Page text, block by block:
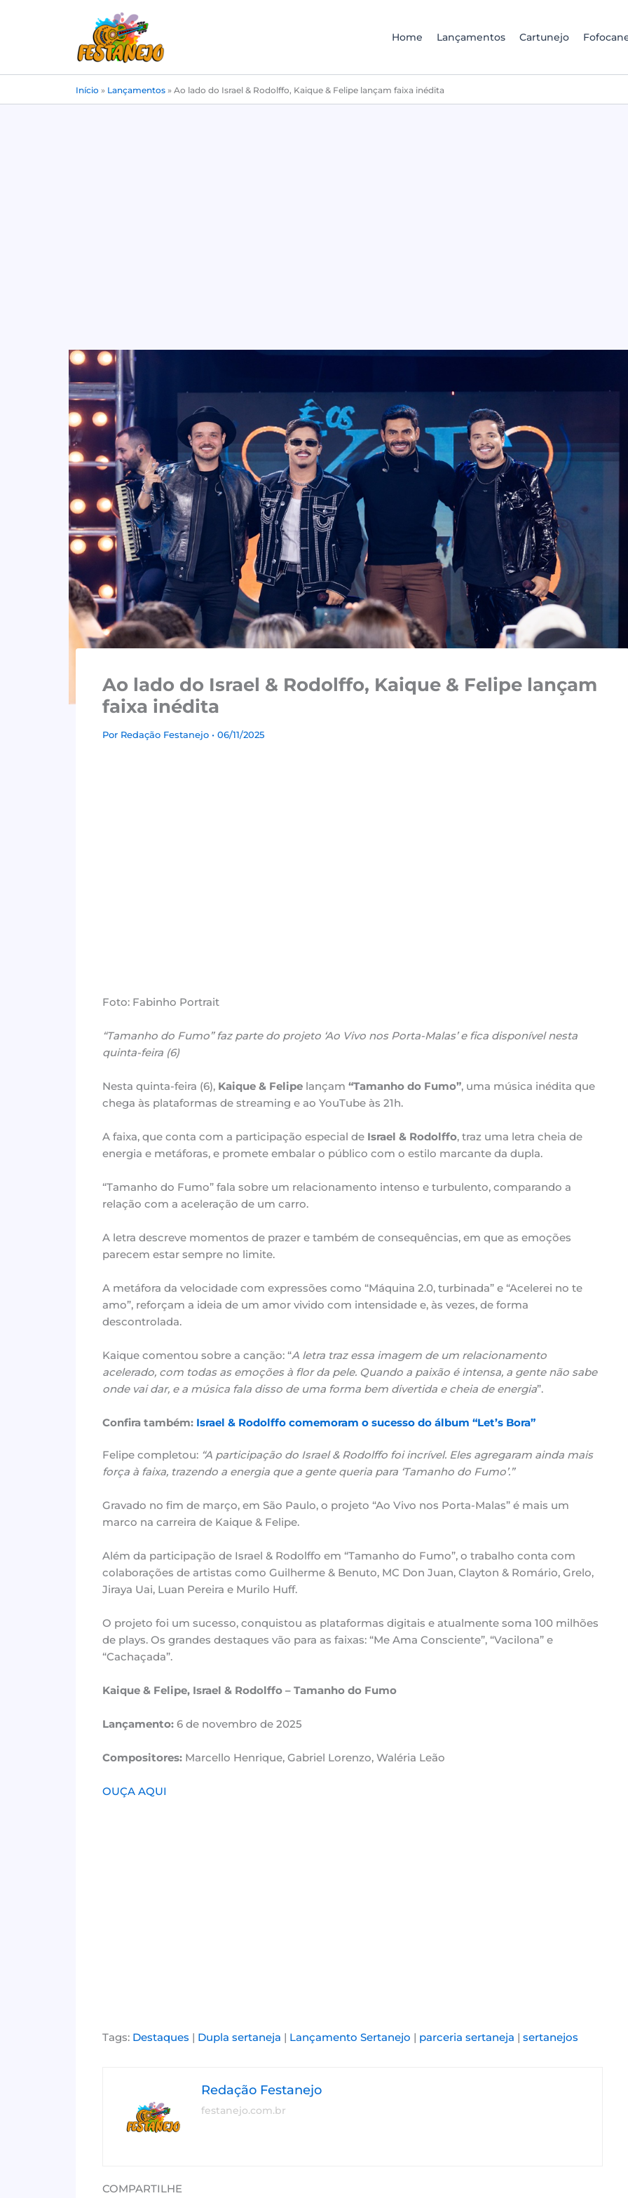
Home Lançamentos Cartunejo
Início » Lançamentos » Ao lado do Israel & Rodolffo, Kaique & Felipe lançam faixa inédita
Ao lado do Israel & Rodolffo, Kaique & Felipe lançam
faixa inédita
Por Redação Festanejo • 06/11/2025
Foto: Fabinho Portrait
“Tamanho do Fumo” faz parte do projeto ‘Ao Vivo nos Porta-Malas’ e fica disponível nesta
quinta-feira (6)
Nesta quinta-feira (6), Kaique & Felipelançam “Tamanho do Fumo”, uma música inédita que
chega às plataformas de streaming e ao YouTube às 21h.
A faixa, que conta com a participação especial de Israel & Rodolffo, traz uma letra cheia de
energia e metáforas, e promete embalar o público com o estilo marcante da dupla.
“Tamanho do Fumo” fala sobre um relacionamento intenso e turbulento, comparando a
relação com a aceleração de um carro.
A letra descreve momentos de prazer e também de consequências, em que as emoções
parecem estar sempre no limite.
A metáfora da velocidade com expressões como “Máquina 2.0, turbinada” e “Acelerei no te
amo”, reforçam a ideia de um amor vivido com intensidade e, às vezes, de forma
descontrolada.
Kaique comentou sobre a canção: “A letra traz essa imagem de um relacionamento
acelerado, com todas as emoções à flor da pele. Quando a paixão é intensa, a gente não sabe
onde vai dar, e a música fala disso de uma forma bem divertida e cheia de energia”.
Confira também: Israel & Rodolffo comemoram o sucesso do álbum “Let’s Bora”
Felipe completou: “A participação do Israel & Rodolffo foi incrível. Eles agregaram ainda mais
força à faixa, trazendo a energia que a gente queria para ‘Tamanho do Fumo’.”
Gravado no fim de março, em São Paulo, o projeto “Ao Vivo nos Porta-Malas” é mais um
marco na carreira de Kaique & Felipe.
Além da participação de Israel & Rodolffo em “Tamanho do Fumo”, o trabalho conta com
colaborações de artistas como Guilherme & Benuto, MC Don Juan, Clayton & Romário, Grelo,
Jiraya Uai, Luan Pereira e Murilo Huff.
O projeto foi um sucesso, conquistou as plataformas digitais e atualmente soma 100 milhões
de plays. Os grandes destaques vão para as faixas: “Me Ama Consciente”, “Vacilona” e
“Cachaçada”.
Kaique & Felipe, Israel & Rodolffo – Tamanho do Fumo
Lançamento: 6 de novembro de 2025
Compositores: Marcello Henrique, Gabriel Lorenzo, Waléria Leão
OUÇA AQUI
Tags: Destaques | Dupla sertaneja | Lançamento Sertanejo | parceria sertaneja | sertanejos
Redação Festanejo
festanejo.com.br
COMPARTILHE